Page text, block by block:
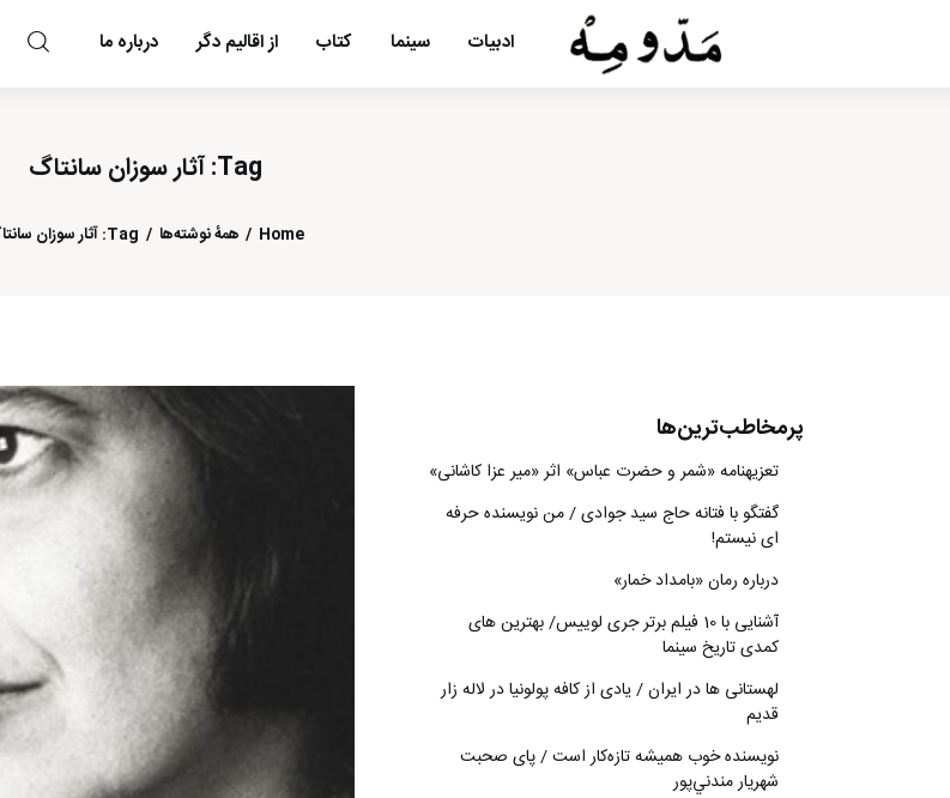
ادبیات سینما کتاب از اقالیم دگر درباره ما
Tag: آثار سوزان سانتاگ
Home همهٔ نوشته‌ها Tag: آثار سوزان سانتاگ
پرمخاطب‌ترین‌ها
تعزیه‎نامه‏ «شمر و حضرت عباس» اثر «میر عزا کاشانی»
گفتگو با فتانه حاج سید جوادی / من نویسنده حرفه
ای نیستم!
درباره رمان «بامداد خمار»
آشنایی با 10 فیلم برتر جری لوییس/ بهترین های
کمدی تاریخ سینما
لهستانی ها در ایران / یادی از کافه پولونیا در لاله زار
قدیم
نويسنده خوب هميشه تازه‌كار است / پای صحبت
شهريار مندني‌پور